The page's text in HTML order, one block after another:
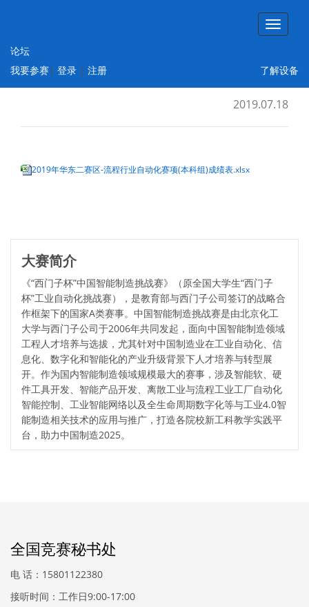
论坛
我要参赛| 登录 | 注册 了解设备
2019年CIMC全国初赛华东二赛区-流程行业
自动化赛项(本科组)成绩与评奖结果公示
2019.07.18
2019年华东二赛区-流程行业自动化赛项(本科组)成绩表.xlsx
大赛简介
《“西门子杯”中国智能制造挑战赛》（原全国大学生“西门子
杯”工业自动化挑战赛），是教育部与西门子公司签订的战略合
作框架下的国家A类赛事。中国智能制造挑战赛是由北京化工
大学与西门子公司于2006年共同发起，面向中国智能制造领域
工程人才培养与选拔，尤其针对中国制造业在工业自动化、信
息化、数字化和智能化的产业升级背景下人才培养与转型展
开。作为国内智能制造领域规模最大的赛事，涉及智能软、硬
件工具开发、智能产品开发、离散工业与流程工业工厂自动化
智能控制、工业智能网络以及全生命周期数字化等与工业4.0智
能制造相关技术的应用与推广，打造各院校新工科教学实践平
台，助力中国制造2025。
全国竞赛秘书处
电 话：15801122380
接听时间：工作日9:00-17:00